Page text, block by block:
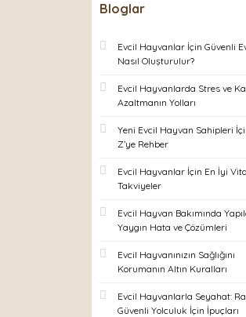
Bloglar
Evcil Hayvanlar İçin Güvenli
Nasıl Oluşturulur?
Evcil Hayvanlarda Stres ve
Azaltmanın Yolları
Yeni Evcil Hayvan Sahipleri
Z’ye Rehber
Evcil Hayvanlar İçin En İyi
Takviyeler
Evcil Hayvan Bakımında
Yaygın Hata ve Çözümleri
Evcil Hayvanınızın Sağlığını
Korumanın Altın Kuralları
Evcil Hayvanlarla Seyahat:
Güvenli Yolculuk İçin İpuçları